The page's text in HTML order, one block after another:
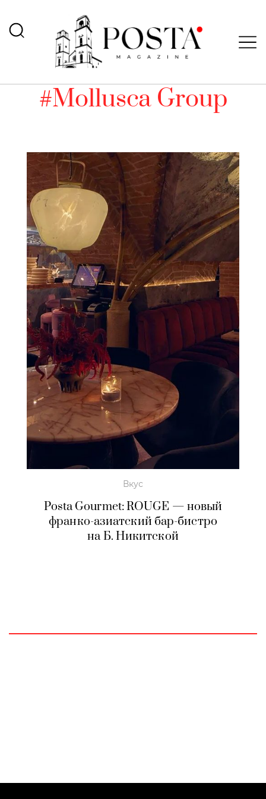
#Mollusca Group
Вкус
Posta Gourmet: ROUGE — новый
франко-азиатский бар-бистро
на Б. Никитской